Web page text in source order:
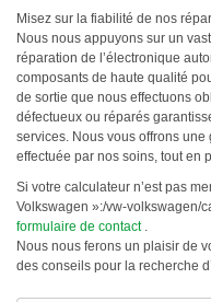
Misez sur la fiabilité de nos
Nous nous appuyons sur un
réparation de l’électronique
composants de haute qualité
de sortie que nous effectuons
défectueux ou réparés
services. Nous vous offrons
effectuée par nos soins, tout en
Si votre calculateur n’est pas
Volkswagen »:/vw-volkswagen/
formulaire de contact.
Nous nous ferons un plaisir de
des conseils pour la recherche